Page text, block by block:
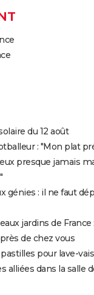
du 12 août
: "Mon plat
presque jamais
génies : il ne faut
jardins de
de chez vous
pour lave-
alliées dans la salle